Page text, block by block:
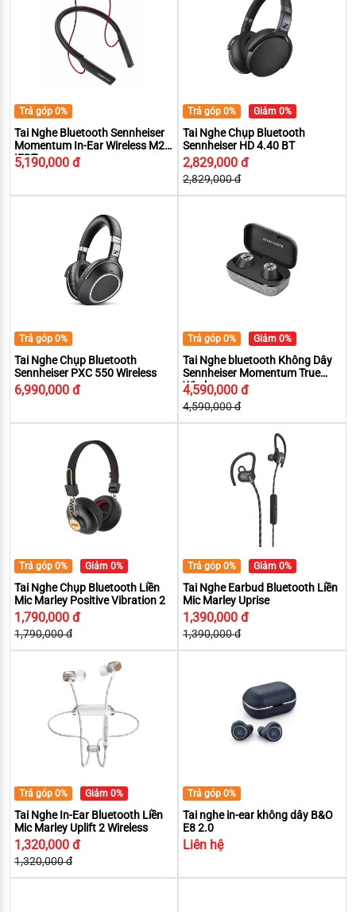
Trả góp 0%
Tai Nghe Bluetooth Sennheiser
Momentum In-Ear Wireless M2
IEBT
5,190,000 đ
Trả góp 0% Giảm 0%
Tai Nghe Chụp Bluetooth
Sennheiser HD 4.40 BT
2,829,000 đ
2,829,000 đ
Trả góp 0%
Tai Nghe Chụp Bluetooth
Sennheiser PXC 550 Wireless
6,990,000 đ
Trả góp 0% Giảm 0%
Tai Nghe bluetooth Không Dây
Sennheiser Momentum True
Wireless
4,590,000 đ
4,590,000 đ
Trả góp 0% Giảm 0%
Tai Nghe Chụp Bluetooth Liền
Mic Marley Positive Vibration 2
1,790,000 đ
1,790,000 đ
Trả góp 0% Giảm 0%
Tai Nghe Earbud Bluetooth Liền
Mic Marley Uprise
1,390,000 đ
1,390,000 đ
Trả góp 0% Giảm 0%
Tai Nghe In-Ear Bluetooth Liền
Mic Marley Uplift 2 Wireless
1,320,000 đ
1,320,000 đ
Trả góp 0%
Tai nghe in-ear không dây B&O
E8 2.0
Liên hệ